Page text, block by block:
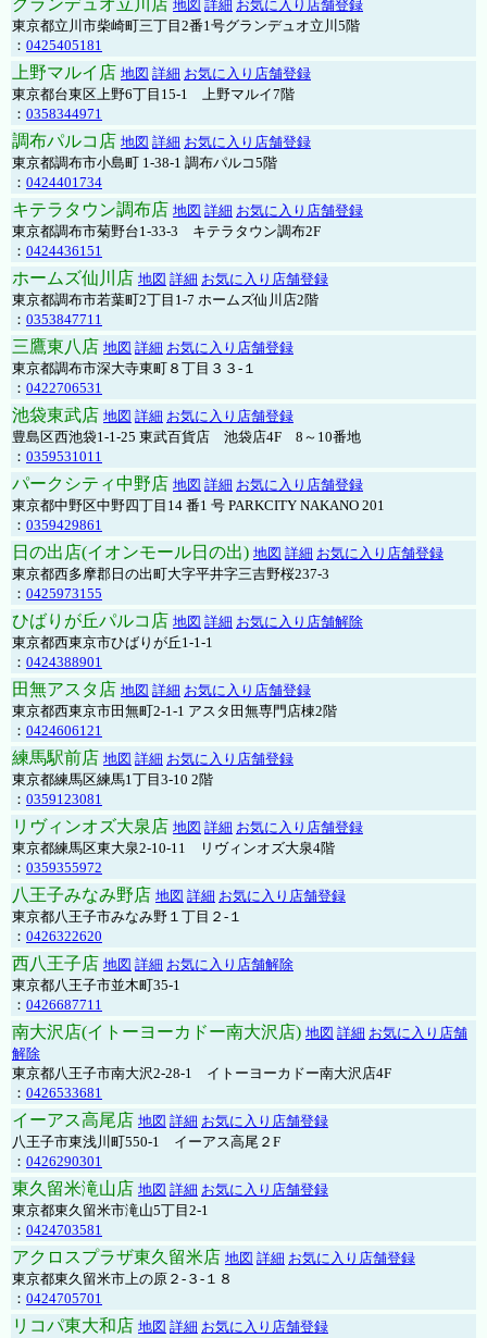
グランデュオ立川店 地図 詳細 お気に入り店舗登録
東京都立川市柴崎町三丁目2番1号グランデュオ立川5階
： 0425405181
上野マルイ店 地図 詳細 お気に入り店舗登録
東京都台東区上野6丁目15-1 上野マルイ7階
： 0358344971
調布パルコ店 地図 詳細 お気に入り店舗登録
東京都調布市小島町 1-38-1 調布パルコ5階
： 0424401734
キテラタウン調布店 地図 詳細 お気に入り店舗登録
東京都調布市菊野台1-33-3 キテラタウン調布2F
： 0424436151
ホームズ仙川店 地図 詳細 お気に入り店舗登録
東京都調布市若葉町2丁目1-7 ホームズ仙川店2階
： 0353847711
三鷹東八店 地図 詳細 お気に入り店舗登録
東京都調布市深大寺東町８丁目３３-１
： 0422706531
池袋東武店 地図 詳細 お気に入り店舗登録
豊島区西池袋1-1-25 東武百貨店 池袋店4F 8～10番地
： 0359531011
パークシティ中野店 地図 詳細 お気に入り店舗登録
東京都中野区中野四丁目14 番1 号 PARKCITY NAKANO 201
： 0359429861
日の出店(イオンモール日の出) 地図 詳細 お気に入り店舗登録
東京都西多摩郡日の出町大字平井字三吉野桜237-3
： 0425973155
ひばりが丘パルコ店 地図 詳細 お気に入り店舗解除
東京都西東京市ひばりが丘1-1-1
： 0424388901
田無アスタ店 地図 詳細 お気に入り店舗登録
東京都西東京市田無町2-1-1 アスタ田無専門店棟2階
： 0424606121
練馬駅前店 地図 詳細 お気に入り店舗登録
東京都練馬区練馬1丁目3-10 2階
： 0359123081
リヴィンオズ大泉店 地図 詳細 お気に入り店舗登録
東京都練馬区東大泉2-10-11 リヴィンオズ大泉4階
： 0359355972
八王子みなみ野店 地図 詳細 お気に入り店舗登録
東京都八王子市みなみ野１丁目２-１
： 0426322620
西八王子店 地図 詳細 お気に入り店舗解除
東京都八王子市並木町35-1
： 0426687711
南大沢店(イトーヨーカドー南大沢店) 地図 詳細 お気に入り店舗
解除
東京都八王子市南大沢2-28-1 イトーヨーカドー南大沢店4F
： 0426533681
イーアス高尾店 地図 詳細 お気に入り店舗登録
八王子市東浅川町550-1 イーアス高尾２F
： 0426290301
東久留米滝山店 地図 詳細 お気に入り店舗登録
東京都東久留米市滝山5丁目2-1
： 0424703581
アクロスプラザ東久留米店 地図 詳細 お気に入り店舗登録
東京都東久留米市上の原２-３-１８
： 0424705701
リコパ東大和店 地図 詳細 お気に入り店舗登録